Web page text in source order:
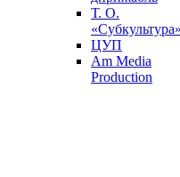
Т. О.
ЦУП
Am Media
Production